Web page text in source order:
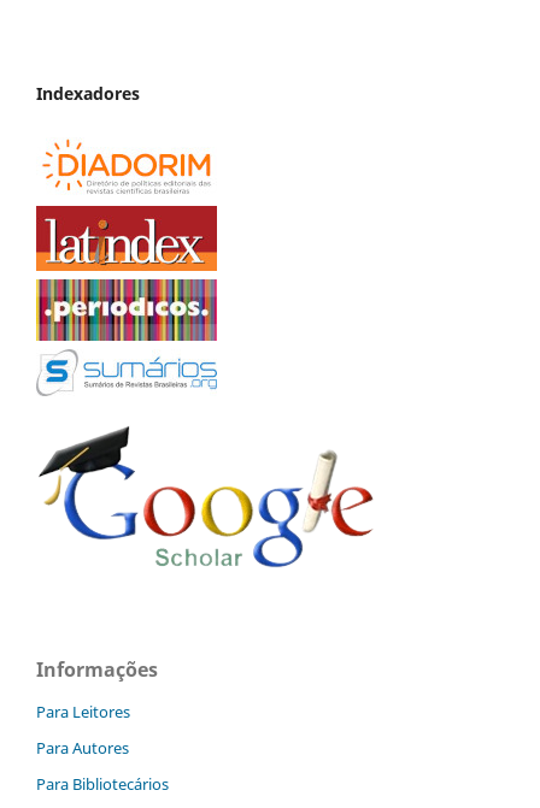
Indexadores
Informações
Para Leitores
Para Autores
Para Bibliotecários